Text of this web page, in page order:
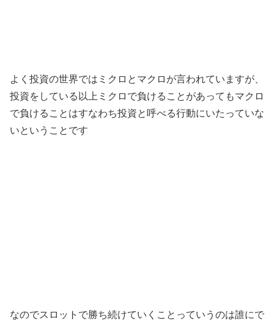
よく投資の世界ではミクロとマクロが言われていますが、
投資をしている以上ミクロで負けることがあってもマクロ
で負けることはすなわち投資と呼べる行動にいたっていな
いということです
なのでスロットで勝ち続けていくことっていうのは誰にで